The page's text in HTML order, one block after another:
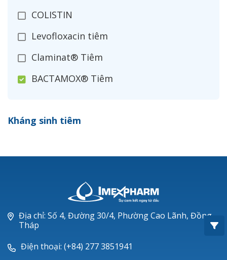
COLISTIN
Levofloxacin tiêm
Claminat® Tiêm
BACTAMOX® Tiêm
Ceftizoxim®
Piperacillin
Ticarlinat®
Zobacta®
Kháng sinh tiêm
Địa chỉ: Số 4, Đường 30/4, Phường Cao Lãnh, Đồng
Tháp
Điện thoại: (+84) 277 3851941